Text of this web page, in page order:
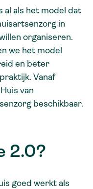
al als het model dat
in
organiseren.
we het model
en beter
Vanaf
van
beschikbaar.
2.0?
goed werkt als